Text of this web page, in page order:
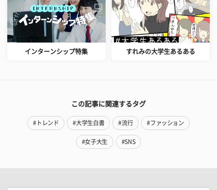
インターンシップ特集 すれみの大学生あるある
この記事に関連するタグ
#トレンド #大学生白書 #流行 #ファッション
#女子大生 #SNS